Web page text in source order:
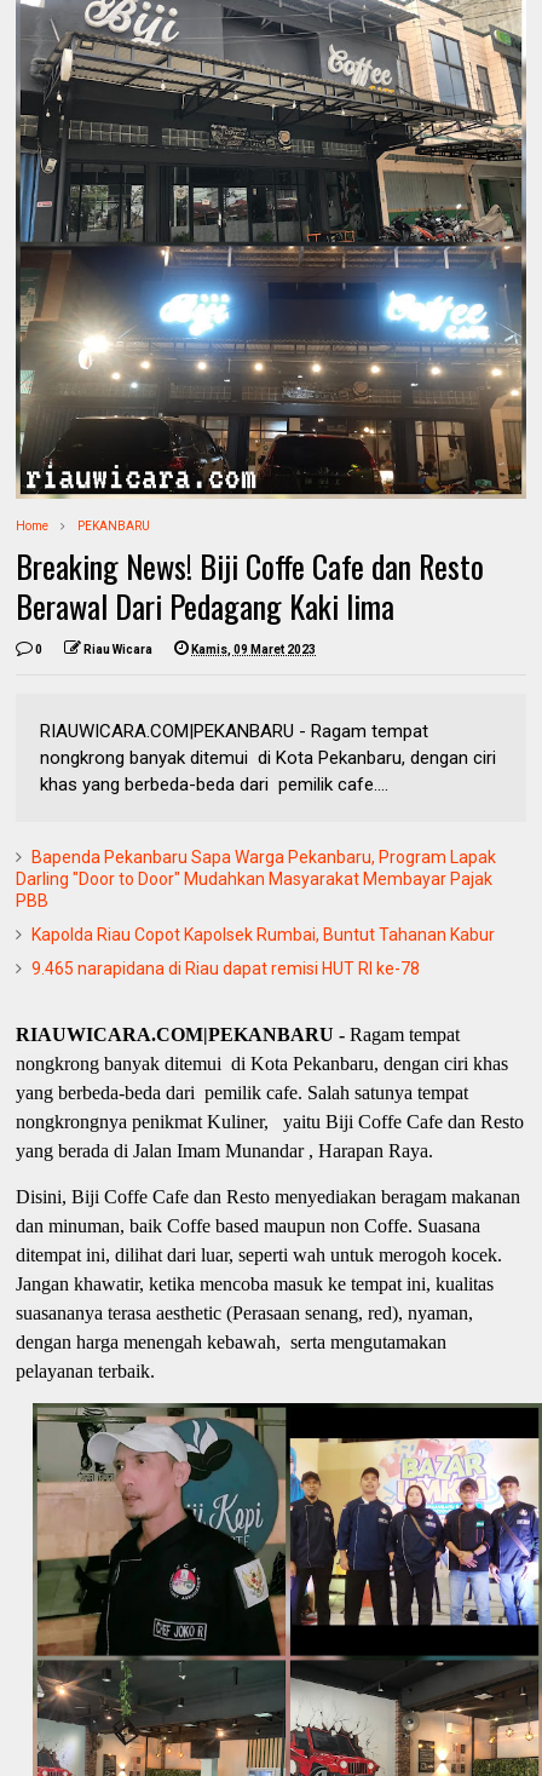
Home PEKANBARU
Breaking News! Biji Coffe Cafe dan Resto
Berawal Dari Pedagang Kaki lima
0 Riau Wicara Kamis, 09 Maret 2023
RIAUWICARA.COM|PEKANBARU - Ragam tempat
nongkrong banyak ditemui di Kota Pekanbaru, dengan ciri
khas yang berbeda-beda dari pemilik cafe....
Bapenda Pekanbaru Sapa Warga Pekanbaru, Program Lapak
Darling "Door to Door" Mudahkan Masyarakat Membayar Pajak
PBB
Kapolda Riau Copot Kapolsek Rumbai, Buntut Tahanan Kabur
9.465 narapidana di Riau dapat remisi HUT RI ke-78
RIAUWICARA.COM|PEKANBARU - Ragam tempat
nongkrong banyak ditemui di Kota Pekanbaru, dengan ciri khas
yang berbeda-beda dari pemilik cafe. Salah satunya tempat
nongkrongnya penikmat Kuliner, yaitu Biji Coffe Cafe dan Resto
yang berada di Jalan Imam Munandar , Harapan Raya.
Disini, Biji Coffe Cafe dan Resto menyediakan beragam makanan
dan minuman, baik Coffe based maupun non Coffe. Suasana
ditempat ini, dilihat dari luar, seperti wah untuk merogoh kocek.
Jangan khawatir, ketika mencoba masuk ke tempat ini, kualitas
suasananya terasa aesthetic (Perasaan senang, red), nyaman,
dengan harga menengah kebawah, serta mengutamakan
pelayanan terbaik.